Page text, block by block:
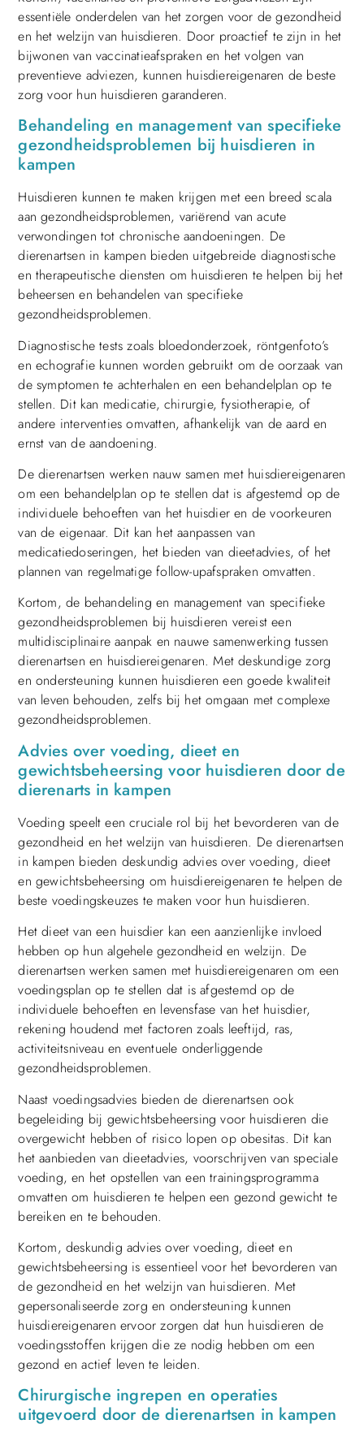
essentiële onderdelen van het zorgen voor de gezondheid
en het welzijn van huisdieren. Door proactief te zijn in het
bijwonen van vaccinatieafspraken en het volgen van
preventieve adviezen, kunnen huisdiereigenaren de beste
zorg voor hun huisdieren garanderen.
Behandeling en management van specifieke
gezondheidsproblemen bij huisdieren in
kampen
Huisdieren kunnen te maken krijgen met een breed scala
aan gezondheidsproblemen, variërend van acute
verwondingen tot chronische aandoeningen. De
dierenartsen in kampen bieden uitgebreide diagnostische
en therapeutische diensten om huisdieren te helpen bij het
beheersen en behandelen van specifieke
gezondheidsproblemen.
Diagnostische tests zoals bloedonderzoek, röntgenfoto’s
en echografie kunnen worden gebruikt om de oorzaak van
de symptomen te achterhalen en een behandelplan op te
stellen. Dit kan medicatie, chirurgie, fysiotherapie, of
andere interventies omvatten, afhankelijk van de aard en
ernst van de aandoening.
De dierenartsen werken nauw samen met huisdiereigenaren
om een behandelplan op te stellen dat is afgestemd op de
individuele behoeften van het huisdier en de voorkeuren
van de eigenaar. Dit kan het aanpassen van
medicatiedoseringen, het bieden van dieetadvies, of het
plannen van regelmatige follow-upafspraken omvatten.
Kortom, de behandeling en management van specifieke
gezondheidsproblemen bij huisdieren vereist een
multidisciplinaire aanpak en nauwe samenwerking tussen
dierenartsen en huisdiereigenaren. Met deskundige zorg
en ondersteuning kunnen huisdieren een goede kwaliteit
van leven behouden, zelfs bij het omgaan met complexe
gezondheidsproblemen.
Advies over voeding, dieet en
gewichtsbeheersing voor huisdieren door de
dierenarts in kampen
Voeding speelt een cruciale rol bij het bevorderen van de
gezondheid en het welzijn van huisdieren. De dierenartsen
in kampen bieden deskundig advies over voeding, dieet
en gewichtsbeheersing om huisdiereigenaren te helpen de
beste voedingskeuzes te maken voor hun huisdieren.
Het dieet van een huisdier kan een aanzienlijke invloed
hebben op hun algehele gezondheid en welzijn. De
dierenartsen werken samen met huisdiereigenaren om een
voedingsplan op te stellen dat is afgestemd op de
individuele behoeften en levensfase van het huisdier,
rekening houdend met factoren zoals leeftijd, ras,
activiteitsniveau en eventuele onderliggende
gezondheidsproblemen.
Naast voedingsadvies bieden de dierenartsen ook
begeleiding bij gewichtsbeheersing voor huisdieren die
overgewicht hebben of risico lopen op obesitas. Dit kan
het aanbieden van dieetadvies, voorschrijven van speciale
voeding, en het opstellen van een trainingsprogramma
omvatten om huisdieren te helpen een gezond gewicht te
bereiken en te behouden.
Kortom, deskundig advies over voeding, dieet en
gewichtsbeheersing is essentieel voor het bevorderen van
de gezondheid en het welzijn van huisdieren. Met
gepersonaliseerde zorg en ondersteuning kunnen
huisdiereigenaren ervoor zorgen dat hun huisdieren de
voedingsstoffen krijgen die ze nodig hebben om een
gezond en actief leven te leiden.
Chirurgische ingrepen en operaties
uitgevoerd door de dierenartsen in kampen